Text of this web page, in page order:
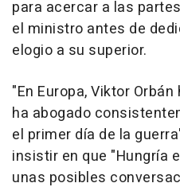
para acercar a las
el ministro antes de
elogio a su superior.
"En Europa, Viktor
ha abogado
el primer día de la
insistir en que "Hungría
unas posibles